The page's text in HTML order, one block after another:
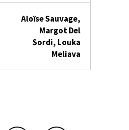
Aloïse Sauvage,
Margot Del
Sordi, Louka
Meliava